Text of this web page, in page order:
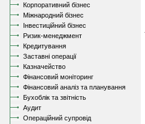
Корпоративний бізнес
Міжнародний бізнес
Інвестиційний бізнес
Ризик-менеджмент
Кредитування
Заставні операції
Казначейство
Фінансовий моніторинг
Фінансовий аналіз та планування
Бухоблік та звітність
Аудит
Операційний супровід